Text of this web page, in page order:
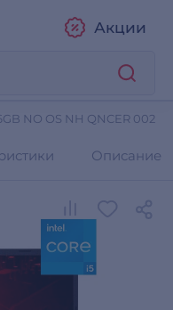
Акции
NO OS NH QNCER 002
Описание